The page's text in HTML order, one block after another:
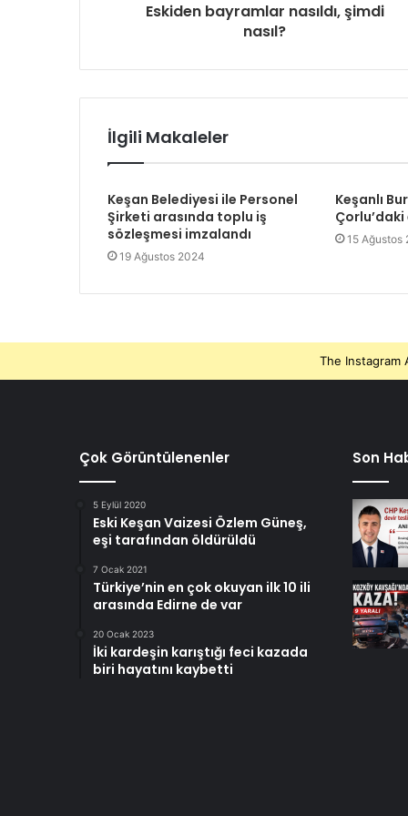
n
Eskiden bayramlar nasıldı, şimdi
nasıl?
İlgili Makaleler
Keşan Belediyesi ile Personel
Şirketi arasında toplu iş
sözleşmesi imzalandı
19 Ağustos 2024
Keşanlı
15 Ağustos
The Instagram
Çok Görüntülenenler
5 Eylül 2020
Eski Keşan Vaizesi Özlem Güneş,
eşi tarafından öldürüldü
7 Ocak 2021
Türkiye’nin en çok okuyan ilk 10 ili
arasında Edirne de var
20 Ocak 2023
İki kardeşin karıştığı feci kazada
biri hayatını kaybetti
Son